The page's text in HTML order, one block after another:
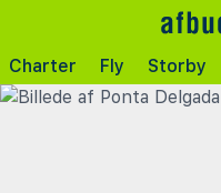
Charter Fly Storby